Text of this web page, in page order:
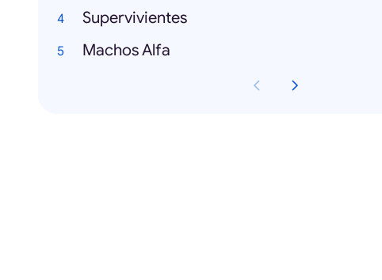
Supervivientes
Machos Alfa